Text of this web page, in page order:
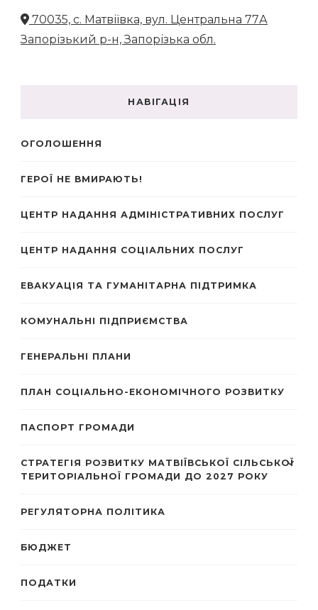
70035, с. Матвіївка, вул. Центральна 77А
Запорізький р-н, Запорізька обл.
НАВІГАЦІЯ
ОГОЛОШЕННЯ
ГЕРОЇ НЕ ВМИРАЮТЬ!
ЦЕНТР НАДАННЯ АДМІНІСТРАТИВНИХ ПОСЛУГ
ЦЕНТР НАДАННЯ СОЦІАЛЬНИХ ПОСЛУГ
ЕВАКУАЦІЯ ТА ГУМАНІТАРНА ПІДТРИМКА
КОМУНАЛЬНІ ПІДПРИЄМСТВА
ГЕНЕРАЛЬНІ ПЛАНИ
ПЛАН СОЦІАЛЬНО-ЕКОНОМІЧНОГО РОЗВИТКУ
ПАСПОРТ ГРОМАДИ
СТРАТЕГІЯ РОЗВИТКУ МАТВІЇВСЬКОЇ СІЛЬСЬКОЇ
ТЕРИТОРІАЛЬНОЇ ГРОМАДИ ДО 2027 РОКУ
РЕГУЛЯТОРНА ПОЛІТИКА
БЮДЖЕТ
ПОДАТКИ